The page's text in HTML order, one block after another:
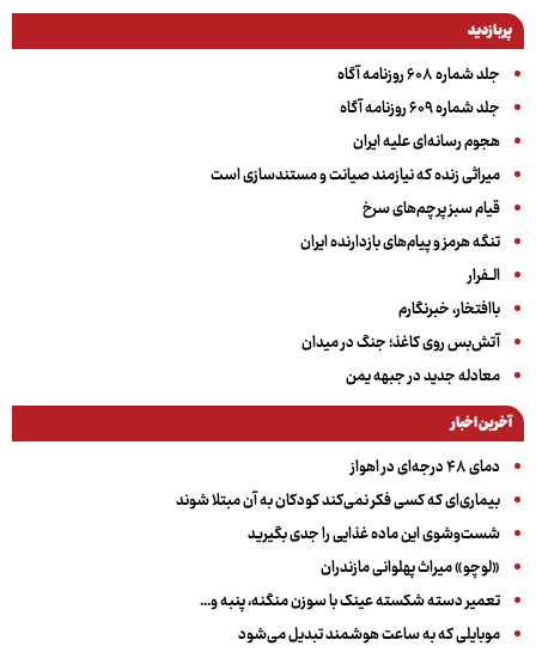
پربازدید
جلد شماره ۶۰۸ روزنامه آگاه
جلد شماره ۶۰۹ روزنامه آگاه
هجوم رسانه‌ای علیه ایران
میراثی زنده که نیازمند صیانت و مستندسازی است
قیام سبز پرچم‌های سرخ
تنگه هرمز و پیام‌های بازدارنده ایران
الــفرار
باافتخار، خبرنگارم
آتش‌بس روی کاغذ؛ جنگ در میدان
معادله جدید در جبهه یمن
آخرین اخبار
دمای ۴۸ درجه‌ای در اهواز
بیماری‌ای که کسی فکر نمی‌کند کودکان به آن مبتلا شوند
شست‌وشوی این ماده غذایی را جدی بگیرید
«لوچو» میراث پهلوانی مازندران
تعمیر دسته شکسته عینک با سوزن منگنه، پنبه و...
موبایلی که به ساعت هوشمند تبدیل می‌شود